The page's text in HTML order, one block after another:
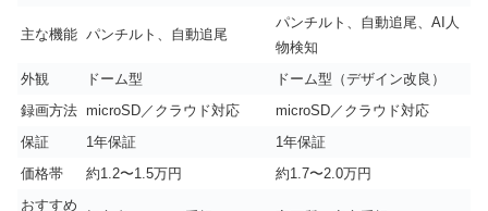
主な機能 パンチルト、自動追尾
パンチルト、自動追尾、AI人
物検知
外観
ドーム型
ドーム型（デザイン改良）
録画方法 microSD／クラウド対応
microSD／クラウド対応
保証
1年保証
1年保証
価格帯
約1.2〜1.5万円
約1.7〜2.0万円
おすすめ